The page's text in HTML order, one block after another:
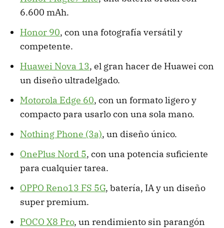
6.600 mAh.
Honor 90, con una fotografía versátil y
competente.
Huawei Nova 13, el gran hacer de Huawei con
un diseño ultradelgado.
Motorola Edge 60, con un formato ligero y
compacto para usarlo con una sola mano.
Nothing Phone (3a), un diseño único.
OnePlus Nord 5, con una potencia suficiente
para cualquier tarea.
OPPO Reno13 FS 5G, batería, IA y un diseño
super premium.
POCO X8 Pro, un rendimiento sin parangón